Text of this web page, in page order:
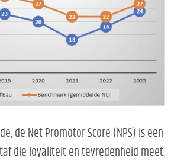
de Net Promotor Score (NPS) is een
die loyaliteit en tevredenheid meet.